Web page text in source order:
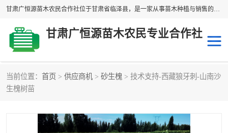
甘肃广恒源苗木农民合作社位于甘肃省临泽县，是一家从事苗木种植与销售的农民合作组织，合作社拥有苗木基地1500多亩，种植苗木品种40多个，年产各类苗木2000多万株。主营：白刺苗、红柳苗、梭梭苗等，我们以“种植一流的苗子，诚信经营”的经营理念，竭诚为每一位客户做优质的服务，欢迎来电咨询！
甘肃广恒源苗木农民专业合作社
当前位置： 首页 > 供应商机 > 砂生槐 > 技术支持-西藏狼牙刺-山南沙
生槐树苗
新疆杨
圆冠榆 柠条